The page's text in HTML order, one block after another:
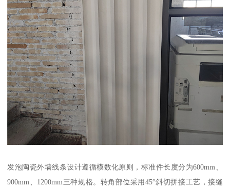
发泡陶瓷外墙线条设计遵循模数化原则，标准件长度分为600mm、
900mm、1200mm三种规格。转角部位采用45°斜切拼接工艺，接缝